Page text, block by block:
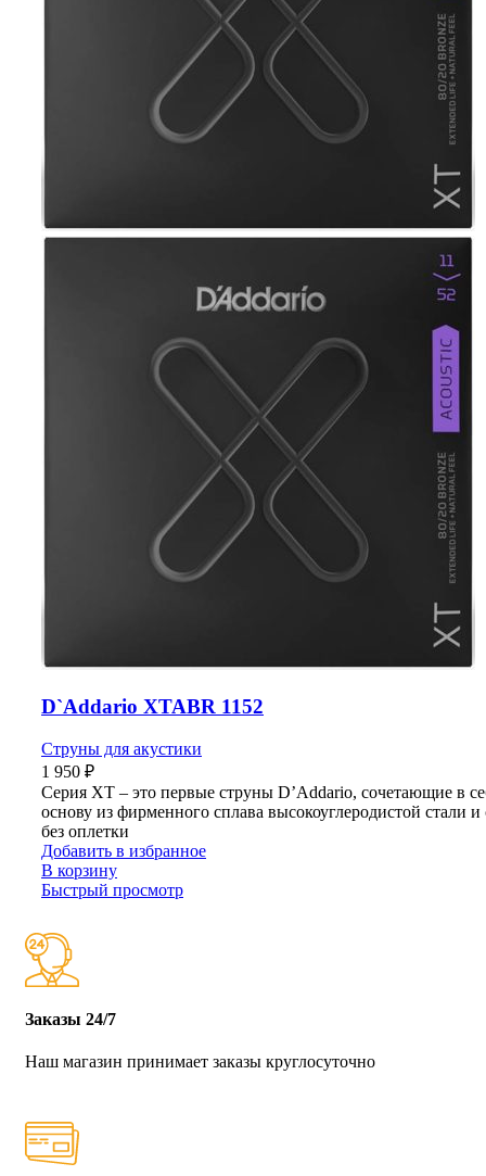
D`Addario XTABR 1152
Струны для акустики
1 950 ₽
Серия XT – это первые струны D’Addario, сочетающие в
основу из фирменного сплава высокоуглеродистой стали
без оплетки
Добавить в избранное
В корзину
Быстрый просмотр
Заказы 24/7
Наш магазин принимает заказы круглосуточно